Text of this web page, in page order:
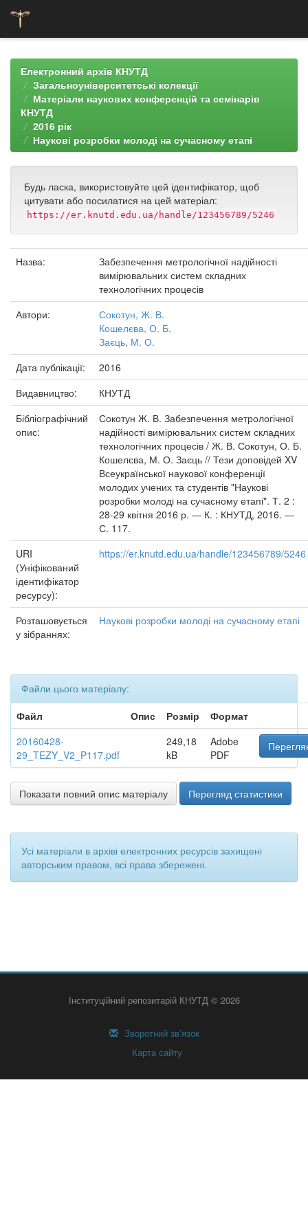
navigationЕлектронний архів КНУТД
Загальноуніверситетські колекції
Матеріали наукових конференцій та семінарів
КНУТД
2016 рік
Наукові розробки молоді на сучасному етапі
Будь ласка, використовуйте цей ідентифікатор, щоб
цитувати або посилатися на цей матеріал:
https://er.knutd.edu.ua/handle/123456789/5246
Назва:
Забезпечення метрологічної надійності
вимірювальних систем складних
технологічних процесів
Автори:
Сокотун, Ж. В.
Кошелєва, О. Б.
Заєць, М. О.
Дата публікації:
2016
Видавництво:
КНУТД
Бібліографічний
опис:
Сокотун Ж. В. Забезпечення метрологічної
надійності вимірювальних систем складних
технологічних процесів / Ж. В. Сокотун, О. Б.
Кошелєва, М. О. Заєць // Тези доповідей XV
Всеукраїнської наукової конференції
молодих учених та студентів "Наукові
розробки молоді на сучасному етапі". Т. 2 :
28-29 квітня 2016 р. — К. : КНУТД, 2016. —
С. 117.
URI
(Уніфікований
ідентифікатор
ресурсу):
https://er.knutd.edu.ua/handle/123456789/5246
Розташовується
у зібраннях:
Наукові розробки молоді на сучасному етапі
Файли цього матеріалу:
Файл
Опис Розмір
Формат
20160428-
29_TEZY_V2_P117.pdf
249,18
kB
Adobe
PDF
Показати повний опис матеріалу Перегляд статистики
Усі матеріали в архіві електронних ресурсів захищені
авторським правом, всі права збережені.
Інституційний репозитарій КНУТД © 2026
Зворотний зв’язок
Карта сайту